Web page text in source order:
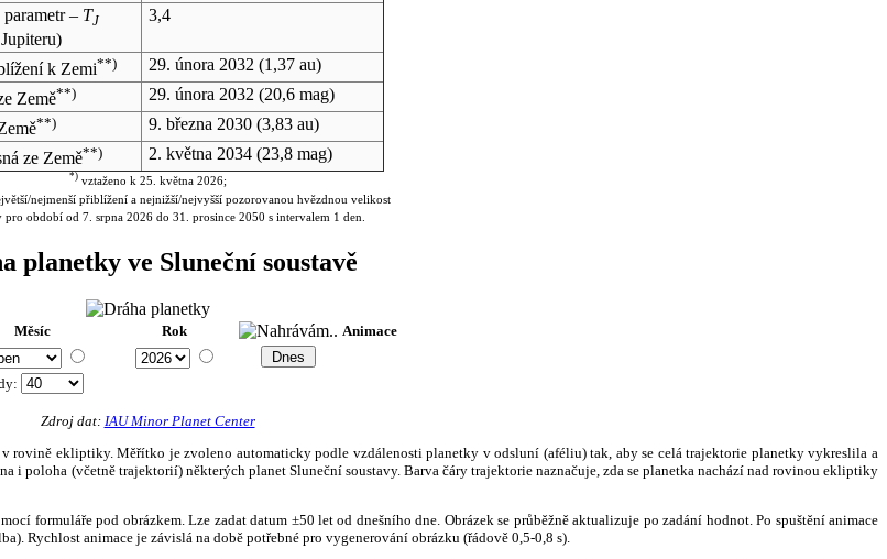
– TJ 3,4
k Zemi**) 29. února 2032 (1,37 au)
Země**) 29. února 2032 (20,6 mag)
**) 9. března 2030(3,83 au)
ze Země**) 2. května 2034(23,8 mag)
*)vztaženo k 25. května 2026;
nejmenší přiblížení a nejnižší/nejvyšší pozorovanou hvězdnou velikost
pro období od 7. srpna 2026 do 31. prosince 2050 s intervalem 1 den.
planetky ve Sluneční soustavě
Měsíc Rok Animace
:
Zdroj dat: IAU Minor Planet Center
rovině ekliptiky. Měřítko je zvoleno automaticky podle vzdálenosti planetky v odsluní (aféliu) tak, aby se celá trajektorie planetky vykreslila a
poloha (včetně trajektorií) některých planet Sluneční soustavy. Barva čáry trajektorie naznačuje, zda se planetka nachází nad rovinou ekliptiky
formuláře pod obrázkem. Lze zadat datum ±50 let od dnešního dne. Obrázek se průběžně aktualizuje po zadání hodnot. Po spuštění animace
Rychlost animace je závislá na době potřebné pro vygenerování obrázku (řádově 0,5-0,8 s).